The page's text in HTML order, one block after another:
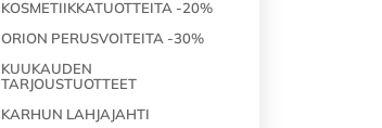
KOSMETIIKKATUOTTEITA -20%
ORION PERUSVOITEITA -30%
KUUKAUDEN
TARJOUSTUOTTEET
KARHUN LAHJAJAHTI